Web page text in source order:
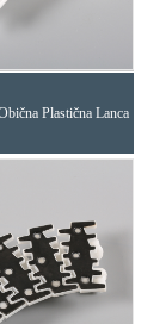
Plastična Lanca